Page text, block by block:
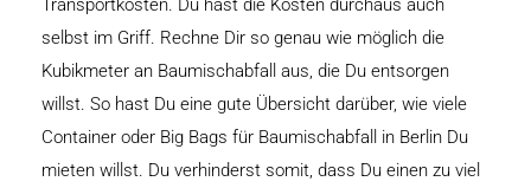
Transportkosten. Du hast die Kosten durchaus auch
selbst im Griff. Rechne Dir so genau wie möglich die
Kubikmeter an Baumischabfall aus, die Du entsorgen
willst. So hast Du eine gute Übersicht darüber, wie viele
Container oder Big Bags für Baumischabfall in Berlin Du
mieten willst. Du verhinderst somit, dass Du einen zu viel